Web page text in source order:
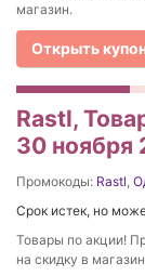
магазин.
Открыть
Rastl,
30 ноября
Промокоды: Rastl,
Срок истек, но
Товары по акции!
на скидку в